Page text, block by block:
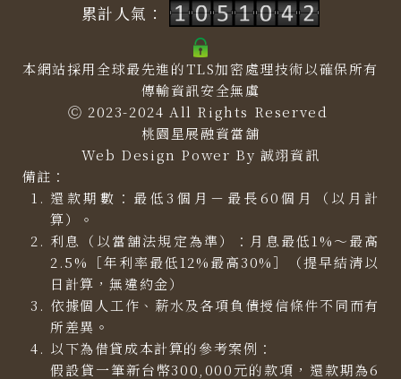
累計人氣：
本網站採用全球最先進的TLS加密處理技術以確保所有
傳輸資訊安全無虞
Ⓒ 2023-2024 All Rights Reserved
桃園星展融資當舖
Web Design Power By 誠翊資訊
備註：
還款期數：最低3個月－最長60個月（以月計
算）。
利息（以當舖法規定為準）：月息最低1%～最高
2.5%［年利率最低12%最高30%］（提早結清以
日計算，無違約金）
依據個人工作、薪水及各項負債授信條件不同而有
所差異。
以下為借貸成本計算的參考案例：
假設貸一筆新台幣300,000元的款項，還款期為6